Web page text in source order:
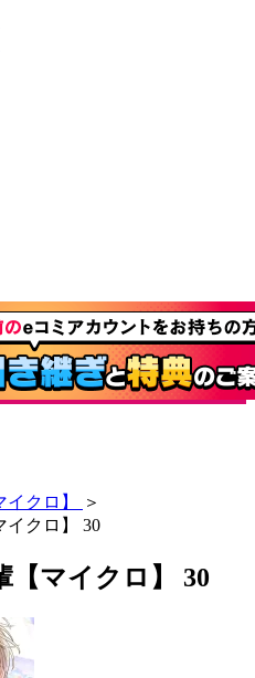
クロ】
＞
イクロ】 30
【マイクロ】 30